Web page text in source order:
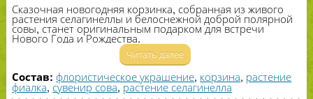
Сказочная новогодняя корзинка, собранная из живого
растения селагинеллы и белоснежной доброй полярной
совы, станет оригинальным подарком для встречи
Нового Года и Рождества.
Читать далее
Состав: флористическое украшение, корзина, растение
фиалка, сувенир сова,растение селагинелла